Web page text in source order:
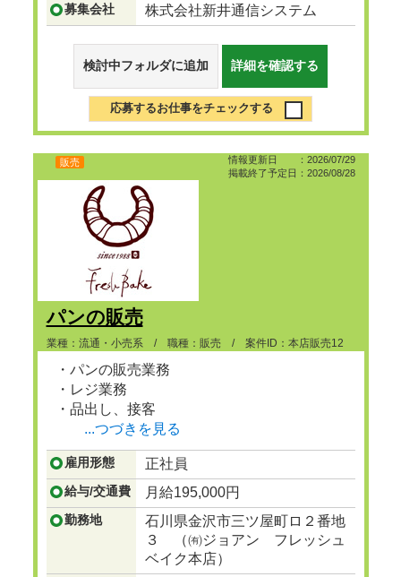
募集会社 株式会社新井通信システム
検討中フォルダに追加 詳細を確認する
応募するお仕事をチェックする
情報更新日 ：2026/07/29
掲載終了予定日：2026/08/28
販売
パンの販売
業種：流通・小売系 / 職種：販売 / 案件ID：本店販売12
・パンの販売業務
・レジ業務
・品出し、接客
...つづきを見る
雇用形態 正社員
給与/交通費 月給195,000円
勤務地
石川県金沢市三ツ屋町ロ２番地
３ （㈲ジョアン フレッシュ
ベイク本店）